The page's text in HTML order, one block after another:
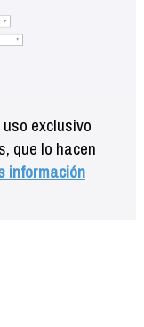
exclusivo
que lo hacen
información